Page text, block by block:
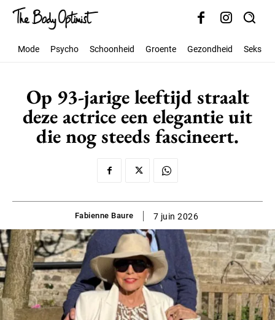
Mode Psycho Schoonheid Groente Gezondheid Seks
Op 93-jarige leeftijd straalt
deze actrice een elegantie uit
die nog steeds fascineert.
Fabienne Baure 7 juin 2026